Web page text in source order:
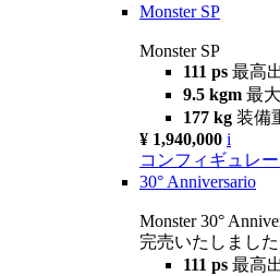
Monster SP
Monster SP
111 ps 最高
9.5 kgm 最
177 kg 装備
¥ 1,940,000 i
コンフィギュレ
30° Anniversario
Monster 30°
完売いたしました
111 ps 最高